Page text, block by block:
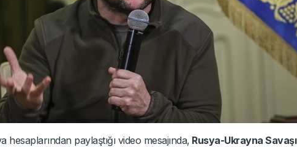
hesaplarından paylaştığı video mesajında, Rusya-Ukrayna Savaşı